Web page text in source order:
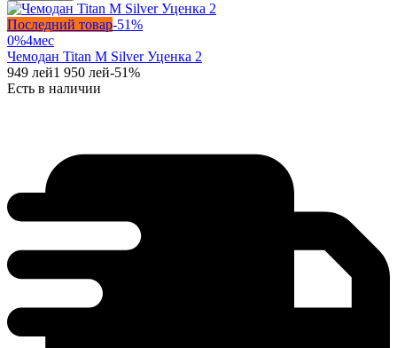
Последний товар-51%
0%4мес
Чемодан Titan M Silver Уценка 2
949 лей1 950 лей-51%
Есть в наличии